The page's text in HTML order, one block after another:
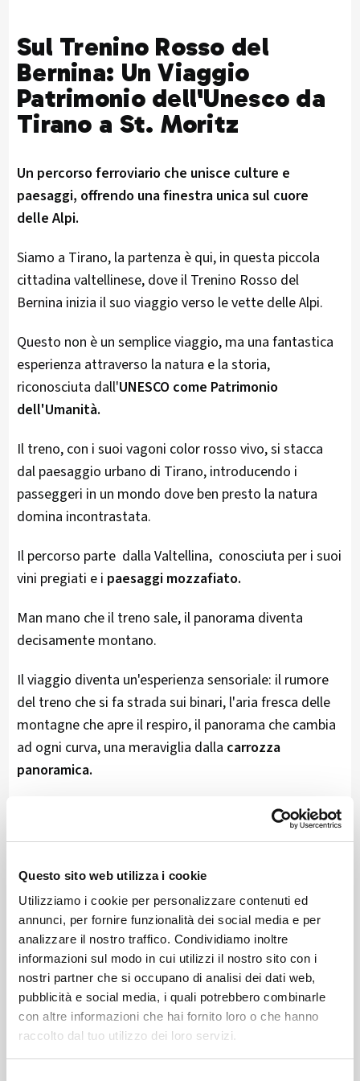
Questo sito web utilizza i cookie
Utilizziamo i cookie per personalizzare contenuti ed
annunci, per fornire funzionalità dei social media e per
analizzare il nostro traffico. Condividiamo inoltre
informazioni sul modo in cui utilizzi il nostro sito con i
nostri partner che si occupano di analisi dei dati web,
pubblicità e social media, i quali potrebbero combinarle
con altre informazioni che hai fornito loro o che hanno
raccolto dal tuo utilizzo dei loro servizi.
Sul Trenino Rosso del
Bernina: Un Viaggio
Patrimonio dell'Unesco da
Tirano a St. Moritz
Un percorso ferroviario che unisce culture e
paesaggi, offrendo una finestra unica sul cuore
delle Alpi.
Siamo a Tirano, la partenza è qui, in questa piccola
cittadina valtellinese, dove il Trenino Rosso del
Bernina inizia il suo viaggio verso le vette delle Alpi.
Questo non è un semplice viaggio, ma una fantastica
esperienza attraverso la natura e la storia,
riconosciuta dall'UNESCO come Patrimonio
dell'Umanità.
Il treno, con i suoi vagoni color rosso vivo, si stacca
dal paesaggio urbano di Tirano, introducendo i
passeggeri in un mondo dove ben presto la natura
domina incontrastata.
Il percorso parte dalla Valtellina, conosciuta per i suoi
vini pregiati e i paesaggi mozzafiato.
Man mano che il treno sale, il panorama diventa
decisamente montano.
Il viaggio diventa un'esperienza sensoriale: il rumore
del treno che si fa strada sui binari, l'aria fresca delle
montagne che apre il respiro, il panorama che cambia
ad ogni curva, una meraviglia dalla carrozza
panoramica.
E in inverno il paesaggio innevato circostante ti fa
IlViadotto di Brusioè forse uno dei punti più
fotografati del viaggio: una spirale di ferro e pietra
che si avvolge elegantemente, un esempio di
ingegneria che sfida la gravità. Ma è solo uno degli
innumerevoli capolavori che questo viaggio riserva.
Superato il confine svizzero, il paesaggio si trasforma
nuovamente. IlLago Bianco appare come una gemma
incastonata tra le montagne, un luogo dove il cielo e